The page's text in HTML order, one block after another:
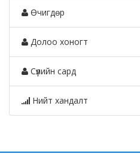
Өчигдөр
Долоо хоногт
Сүүлийн сард
Нийт хандалт